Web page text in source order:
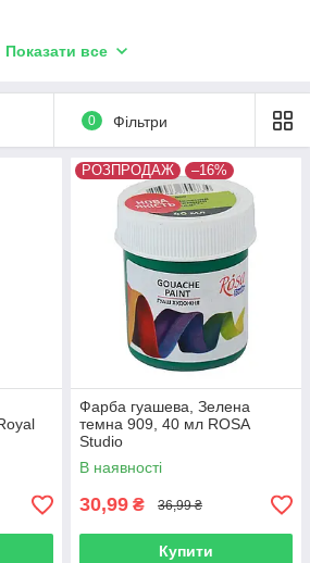
багатошаровість;
і стійких колірних рішень;
теплих і м'яких мазків.
так і поштучно, щоб ви могли
на свій смак. Однак, наша
лише різноманітністю - ми також
художні матеріали зі знижкою.
для малювання? Заходьте в наш
фарби
Показати все
0 Фільтри
РОЗПРОДАЖ –16%
Фарба гуашева, Зелена
темна 909, 40 мл ROSA
Studio
В наявності
30,99 ₴ 36,99 ₴
Купити